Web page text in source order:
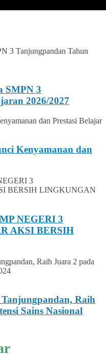
SMPN 3
2026/2027
Kenyamanan dan
NEGERI 3
AKSI BERSIH
Raih
Sains Nasional